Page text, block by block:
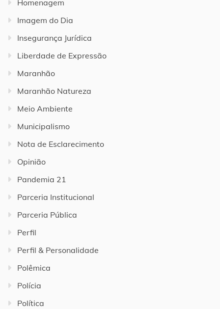
Homenagem
Imagem do Dia
Insegurança Jurídica
Liberdade de Expressão
Maranhão
Maranhão Natureza
Meio Ambiente
Municipalismo
Nota de Esclarecimento
Opinião
Pandemia 21
Parceria Institucional
Parceria Pública
Perfil
Perfil & Personalidade
Polêmica
Polícia
Política